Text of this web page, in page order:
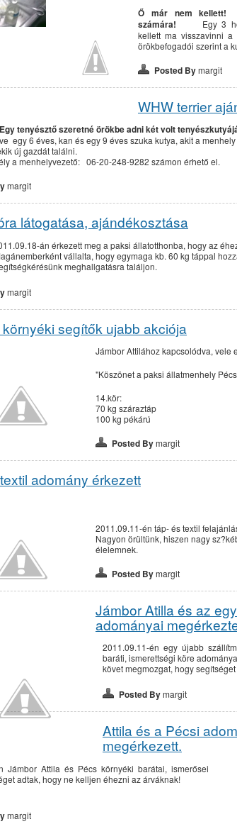
Ő már nem kellett!
számára! Egy 3
kellett ma visszavinni
örökbefogadói szerint a
Posted Bymargit
WHW terrier
Egy tenyésztő szeretné örökbe adni két volt
egy 6 éves, kan és egy 9 éves szuka kutya, akit a
új gazdát találni.
a menhelyvezető: 06-20-248-9282 számon érhető el.
margit
látogatása, ajándékosztása
án érkezett meg a paksi állatotthonba, hogy az
vállalta, hogy egymaga kb. 60 kg táppal
meghallgatásra találjon.
margit
segítők ujabb akciója
Jámbor Attilához kapcsolódva, vele
"Köszönet a paksi állatmenhely
14.kör:
70 kg száraztáp
100 kg pékárú
Posted Bymargit
adomány érkezett
2011.09.11-én táp- és textil
Nagyon örültünk, hiszen nagy
élelemnek.
Posted Bymargit
Jámbor Atilla és az
adományai
2011.09.11-én egy újabb
baráti, ismerettségi köre
követ megmozgat, hogy
Posted Bymargit
Attila és a Pécsi
megérkezett.
Jámbor Attila és Pécs környéki barátai, ismerősei
adtak, hogy ne kelljen éhezni az árváknak!
margit